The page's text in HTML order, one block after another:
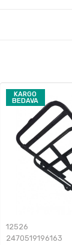
KARGO
BEDAVA
12526
2470519196163